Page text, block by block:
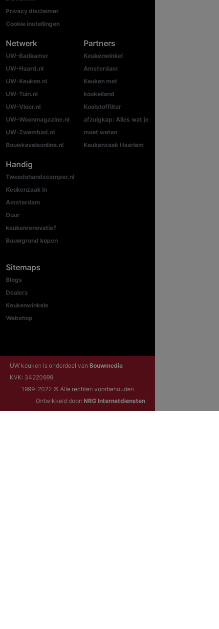
Privacy disclaimer
Cookie instellingen
Netwerk
UW-Badkamer
UW-Haard.nl
UW-Keuken.nl
UW-Tuin.nl
UW-Vloer.nl
UW-Woonmagazine.nl
UW-Zwembad.nl
Bouwkavelsonline.nl
Partners
Keukenwinkel
Amsterdam
Keuken met
kookeiland
Koolstoffilter
afzuigkap: Alles wat je
moet weten
Keukenzaak Haarlem
Handig
Tweedehandscamper.nl
Keukenzaak in
Amsterdam
Duur
keukenrenovatie?
Bouwgrond kopen
Sitemaps
Blogs
Dealers
Keukenwinkels
Webshop
UW keuken is onderdeel van Bouwmedia
KVK: 34220999
1999-2022 © Alle rechten voorbehouden
Ontwikkeld door: NRG Internetdiensten